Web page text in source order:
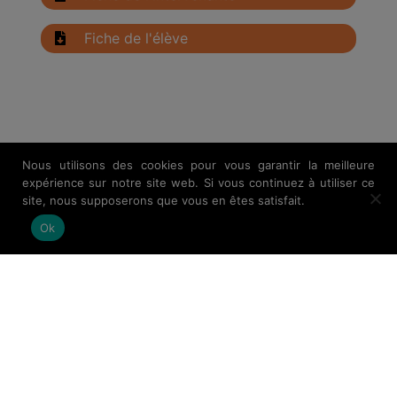
Fiche de l'élève
Nous utilisons des cookies pour vous garantir la meilleure
expérience sur notre site web. Si vous continuez à utiliser ce
site, nous supposerons que vous en êtes satisfait.
Ok